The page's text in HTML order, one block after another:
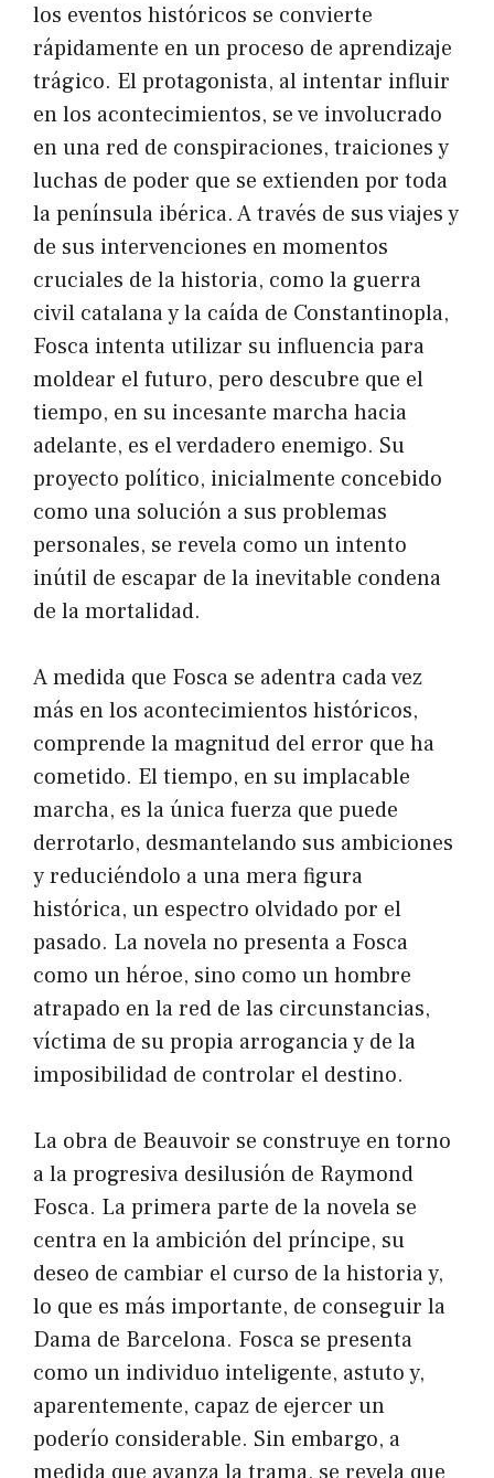
los eventos históricos se convierte
rápidamente en un proceso de aprendizaje
trágico. El protagonista, al intentar influir
en los acontecimientos, se ve involucrado
en una red de conspiraciones, traiciones y
luchas de poder que se extienden por toda
la península ibérica. A través de sus viajes y
de sus intervenciones en momentos
cruciales de la historia, como la guerra
civil catalana y la caída de Constantinopla,
Fosca intenta utilizar su influencia para
moldear el futuro, pero descubre que el
tiempo, en su incesante marcha hacia
adelante, es el verdadero enemigo. Su
proyecto político, inicialmente concebido
como una solución a sus problemas
personales, se revela como un intento
inútil de escapar de la inevitable condena
de la mortalidad.
A medida que Fosca se adentra cada vez
más en los acontecimientos históricos,
comprende la magnitud del error que ha
cometido. El tiempo, en su implacable
marcha, es la única fuerza que puede
derrotarlo, desmantelando sus ambiciones
y reduciéndolo a una mera figura
histórica, un espectro olvidado por el
pasado. La novela no presenta a Fosca
como un héroe, sino como un hombre
atrapado en la red de las circunstancias,
víctima de su propia arrogancia y de la
imposibilidad de controlar el destino.
La obra de Beauvoir se construye en torno
a la progresiva desilusión de Raymond
Fosca. La primera parte de la novela se
centra en la ambición del príncipe, su
deseo de cambiar el curso de la historia y,
lo que es más importante, de conseguir la
Dama de Barcelona. Fosca se presenta
como un individuo inteligente, astuto y,
aparentemente, capaz de ejercer un
poderío considerable. Sin embargo, a